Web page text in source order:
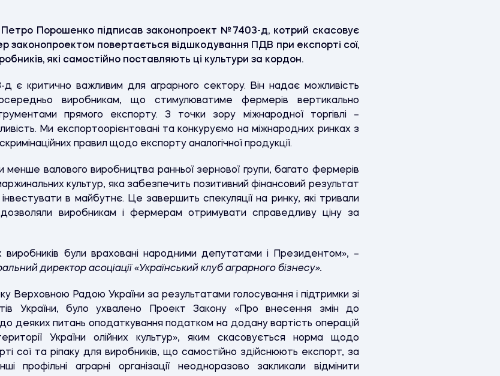
Порошенко підписав законопроект №7403-д, котрий скасовує
законопроектом повертається відшкодування ПДВ при експорті сої,
які самостійно поставляють ці культури за кордон.
д є критично важливим для аграрного сектору. Він надає можливість
виробникам, що стимулюватиме фермерів вертикально
прямого експорту. З точки зору міжнародної торгівлі –
Ми експортоорієнтовані та конкуруємо на міжнародних ринках з
правил щодо експорту аналогічної продукції.
менше валового виробництва ранньої зернової групи, багато фермерів
культур, яка забезпечить позитивний фінансовий результат
в майбутнє. Це завершить спекуляції на ринку, які тривали
дозволяли виробникам і фермерам отримувати справедливу ціну за
були враховані народними депутатами і Президентом», –
директор асоціації «Український клуб аграрного бізнесу».
Верховною Радою України за результатами голосування і підтримки зі
України, було ухвалено Проект Закону «Про внесення змін до
деяких питань оподаткування податком на додану вартість операцій
України олійних культур», яким скасовується норма щодо
сої та ріпаку для виробників, що самостійно здійснюють експорт, за
аграрні організації неодноразово закликали відмінити